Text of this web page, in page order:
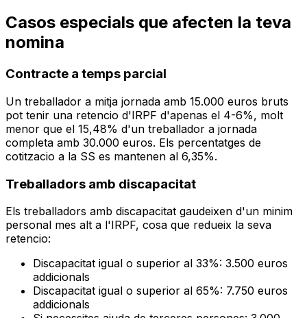
Casos especials que afecten la teva
nomina
Contracte a temps parcial
Un treballador a mitja jornada amb 15.000 euros bruts
pot tenir una retencio d'IRPF d'apenas el 4-6%, molt
menor que el 15,48% d'un treballador a jornada
completa amb 30.000 euros. Els percentatges de
cotitzacio a la SS es mantenen al 6,35%.
Treballadors amb discapacitat
Els treballadors amb discapacitat gaudeixen d'un minim
personal mes alt a l'IRPF, cosa que redueix la seva
retencio:
Discapacitat igual o superior al 33%: 3.500 euros
addicionals
Discapacitat igual o superior al 65%: 7.750 euros
addicionals